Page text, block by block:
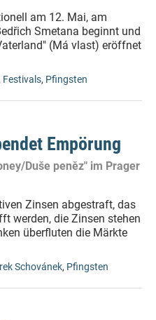
am 12. Mai, am
Smetana beginnt und
(Má vlast) eröffnet
Festivals, Pfingsten
Empörung
Duše peněz" im Prager
Zinsen abgestraft, das
werden, die Zinsen stehen
überfluten die Märkte
Schovánek, Pfingsten